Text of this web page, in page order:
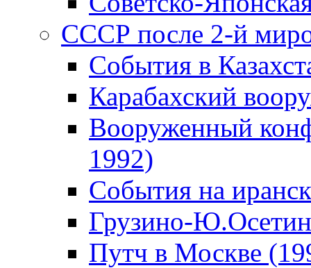
СССР после 2-й
События в
Карабахский
Вооруженный
1992)
События на
Грузино-
Путч в Москве